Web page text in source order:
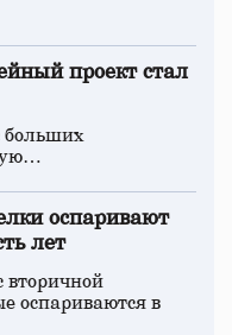
проект стал
больших
оспаривают
лет
вторичной
оспариваются в